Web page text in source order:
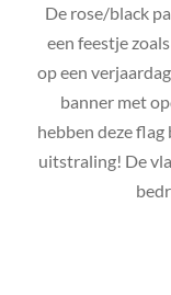
De rose/black
een feestje
op een
banner met
hebben deze
uitstraling! De